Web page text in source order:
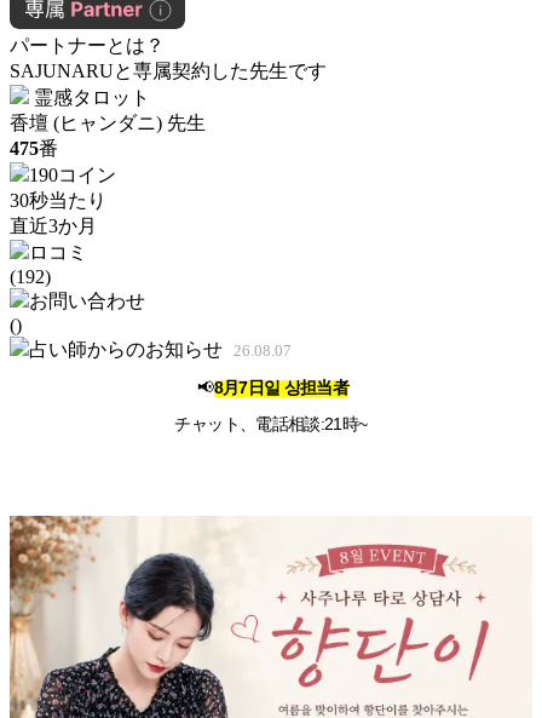
パートナーとは？
SAJUNARUと専属契約した先生です
霊感タロット
香壇 (ヒャンダニ) 先生
475番
190コイン
30秒当たり
直近3か月
ロコミ
(192)
お問い合わせ
()
占い師からのお知らせ 26.08.07
📢8月7日일 상担当者
チャット、電話相談:21時~